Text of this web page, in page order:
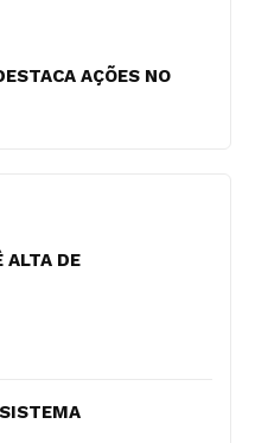
AÇÕES NO
ALTA DE